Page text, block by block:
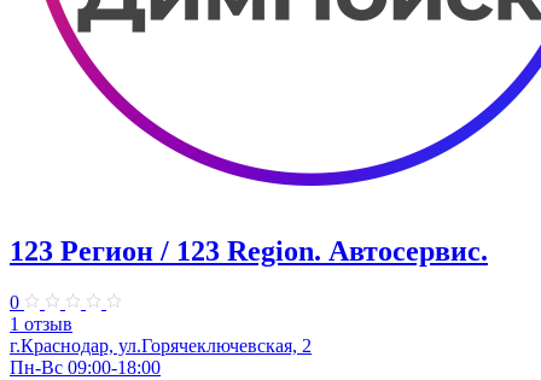
123 Регион / 123 Region. Автосервис.
0
1 отзыв
г.Краснодар, ул.Горячеключевская, 2
Пн-Вс 09:00-18:00